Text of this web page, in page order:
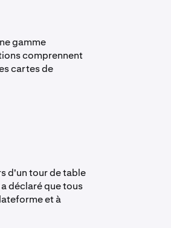
gamme
comprennent
cartes de
d'un tour de table
déclaré que tous
et à